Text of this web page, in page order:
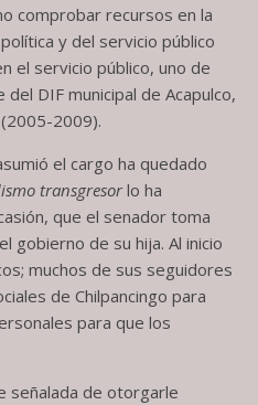
comprobar recursos en la
y del servicio público
el servicio público, uno de
DIF municipal de Acapulco,
2009).
el cargo ha quedado
transgresorlo ha
que el senador toma
gobierno de su hija. Al inicio
muchos de sus seguidores
de Chilpancingo para
para que los
señalada de otorgarle